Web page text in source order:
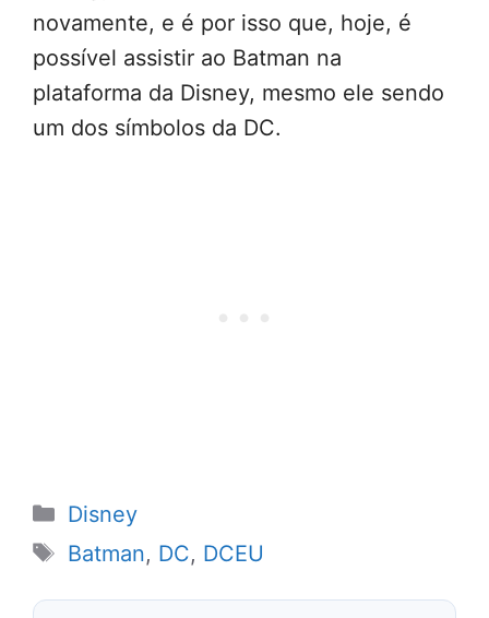
novamente, e é por isso que, hoje, é
possível assistir ao Batman na
plataforma da Disney, mesmo ele sendo
um dos símbolos da DC.
Categorias
Disney
Tags
Batman, DC, DCEU